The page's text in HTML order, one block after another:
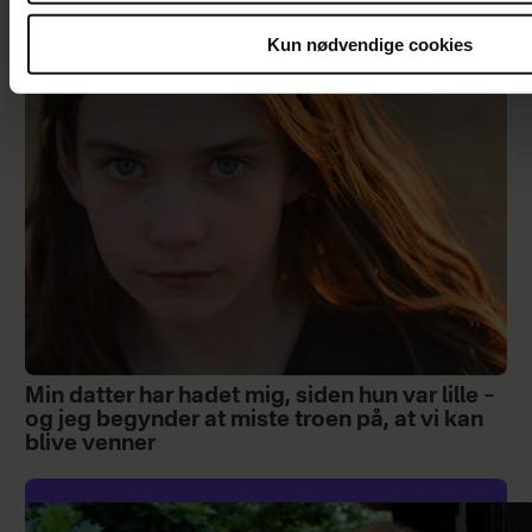
Kun nødvendige cookies
der måtte ske noget drastisk i mit ægteskab
Min datter har hadet mig, siden hun var lille –
og jeg begynder at miste troen på, at vi kan
blive venner